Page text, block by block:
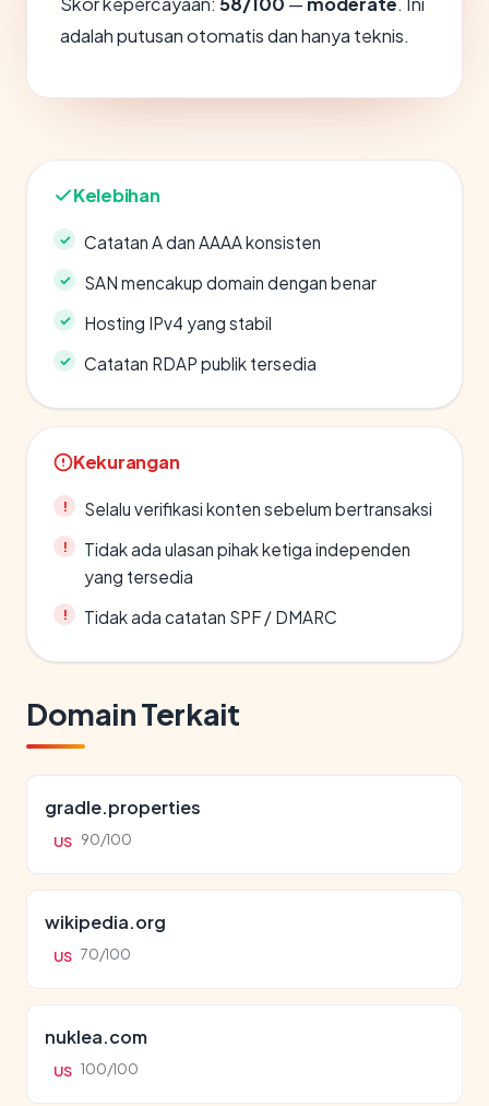
adalah putusan otomatis dan hanya teknis.
Kelebihan
Catatan A dan AAAA konsisten
SAN mencakup domain dengan benar
Hosting IPv4 yang stabil
Catatan RDAP publik tersedia
Kekurangan
Selalu verifikasi konten sebelum bertransaksi
Tidak ada ulasan pihak ketiga independen
yang tersedia
Tidak ada catatan SPF / DMARC
Domain Terkait
gradle.properties
US 90/100
wikipedia.org
US 70/100
nuklea.com
US 100/100